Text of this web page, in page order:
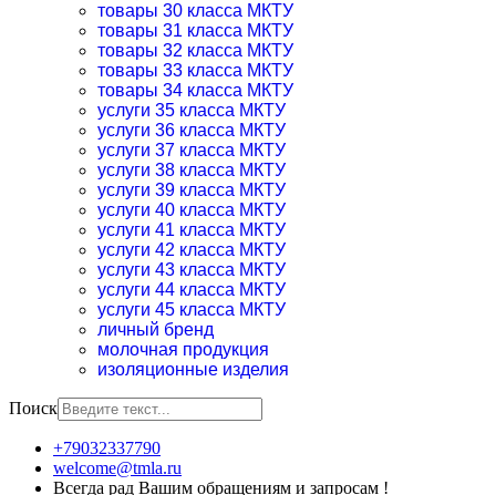
товары 30 класса МКТУ
товары 31 класса МКТУ
товары 32 класса МКТУ
товары 33 класса МКТУ
товары 34 класса МКТУ
услуги 35 класса МКТУ
услуги 36 класса МКТУ
услуги 37 класса МКТУ
услуги 38 класса МКТУ
услуги 39 класса МКТУ
услуги 40 класса МКТУ
услуги 41 класса МКТУ
услуги 42 класса МКТУ
услуги 43 класса МКТУ
услуги 44 класса МКТУ
услуги 45 класса МКТУ
личный бренд
молочная продукция
изоляционные изделия
Поиск
+79032337790
welcome@tmla.ru
Всегда рад Вашим обращениям и запросам !